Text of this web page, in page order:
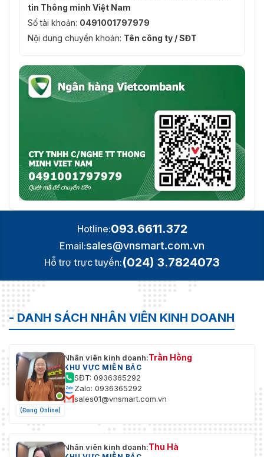
tin Thông minh Việt Nam
Số tài khoản: 0491001797979
Nội dung chuyển khoản: Tên công ty / SĐT
Hotline:093.6611.372
Email:sales@vnsmart.com.vn
Hỗ trợ trực tuyến:(024) 3.7824073
- DANH SÁCH NHÂN VIÊN KINH DOANH
(Đang Online)
Nhân viên kinh doanh:Trần Hồng
KHU VỰC MIỀN BẮC
SĐT: 0936365292
Zalo: 0936365292
sales01@vnsmart.com.vn
Nhân viên kinh doanh:Thu Hà